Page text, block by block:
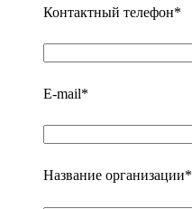
Контактный телефон*
E-mail*
Название организации*